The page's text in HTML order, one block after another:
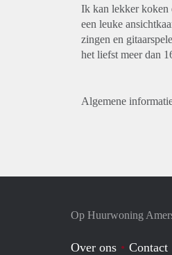
Ik kan lekker koken
een leuke
zingen en
het liefst meer dan
Algemene
Op Huurwoning
Over ons Contact